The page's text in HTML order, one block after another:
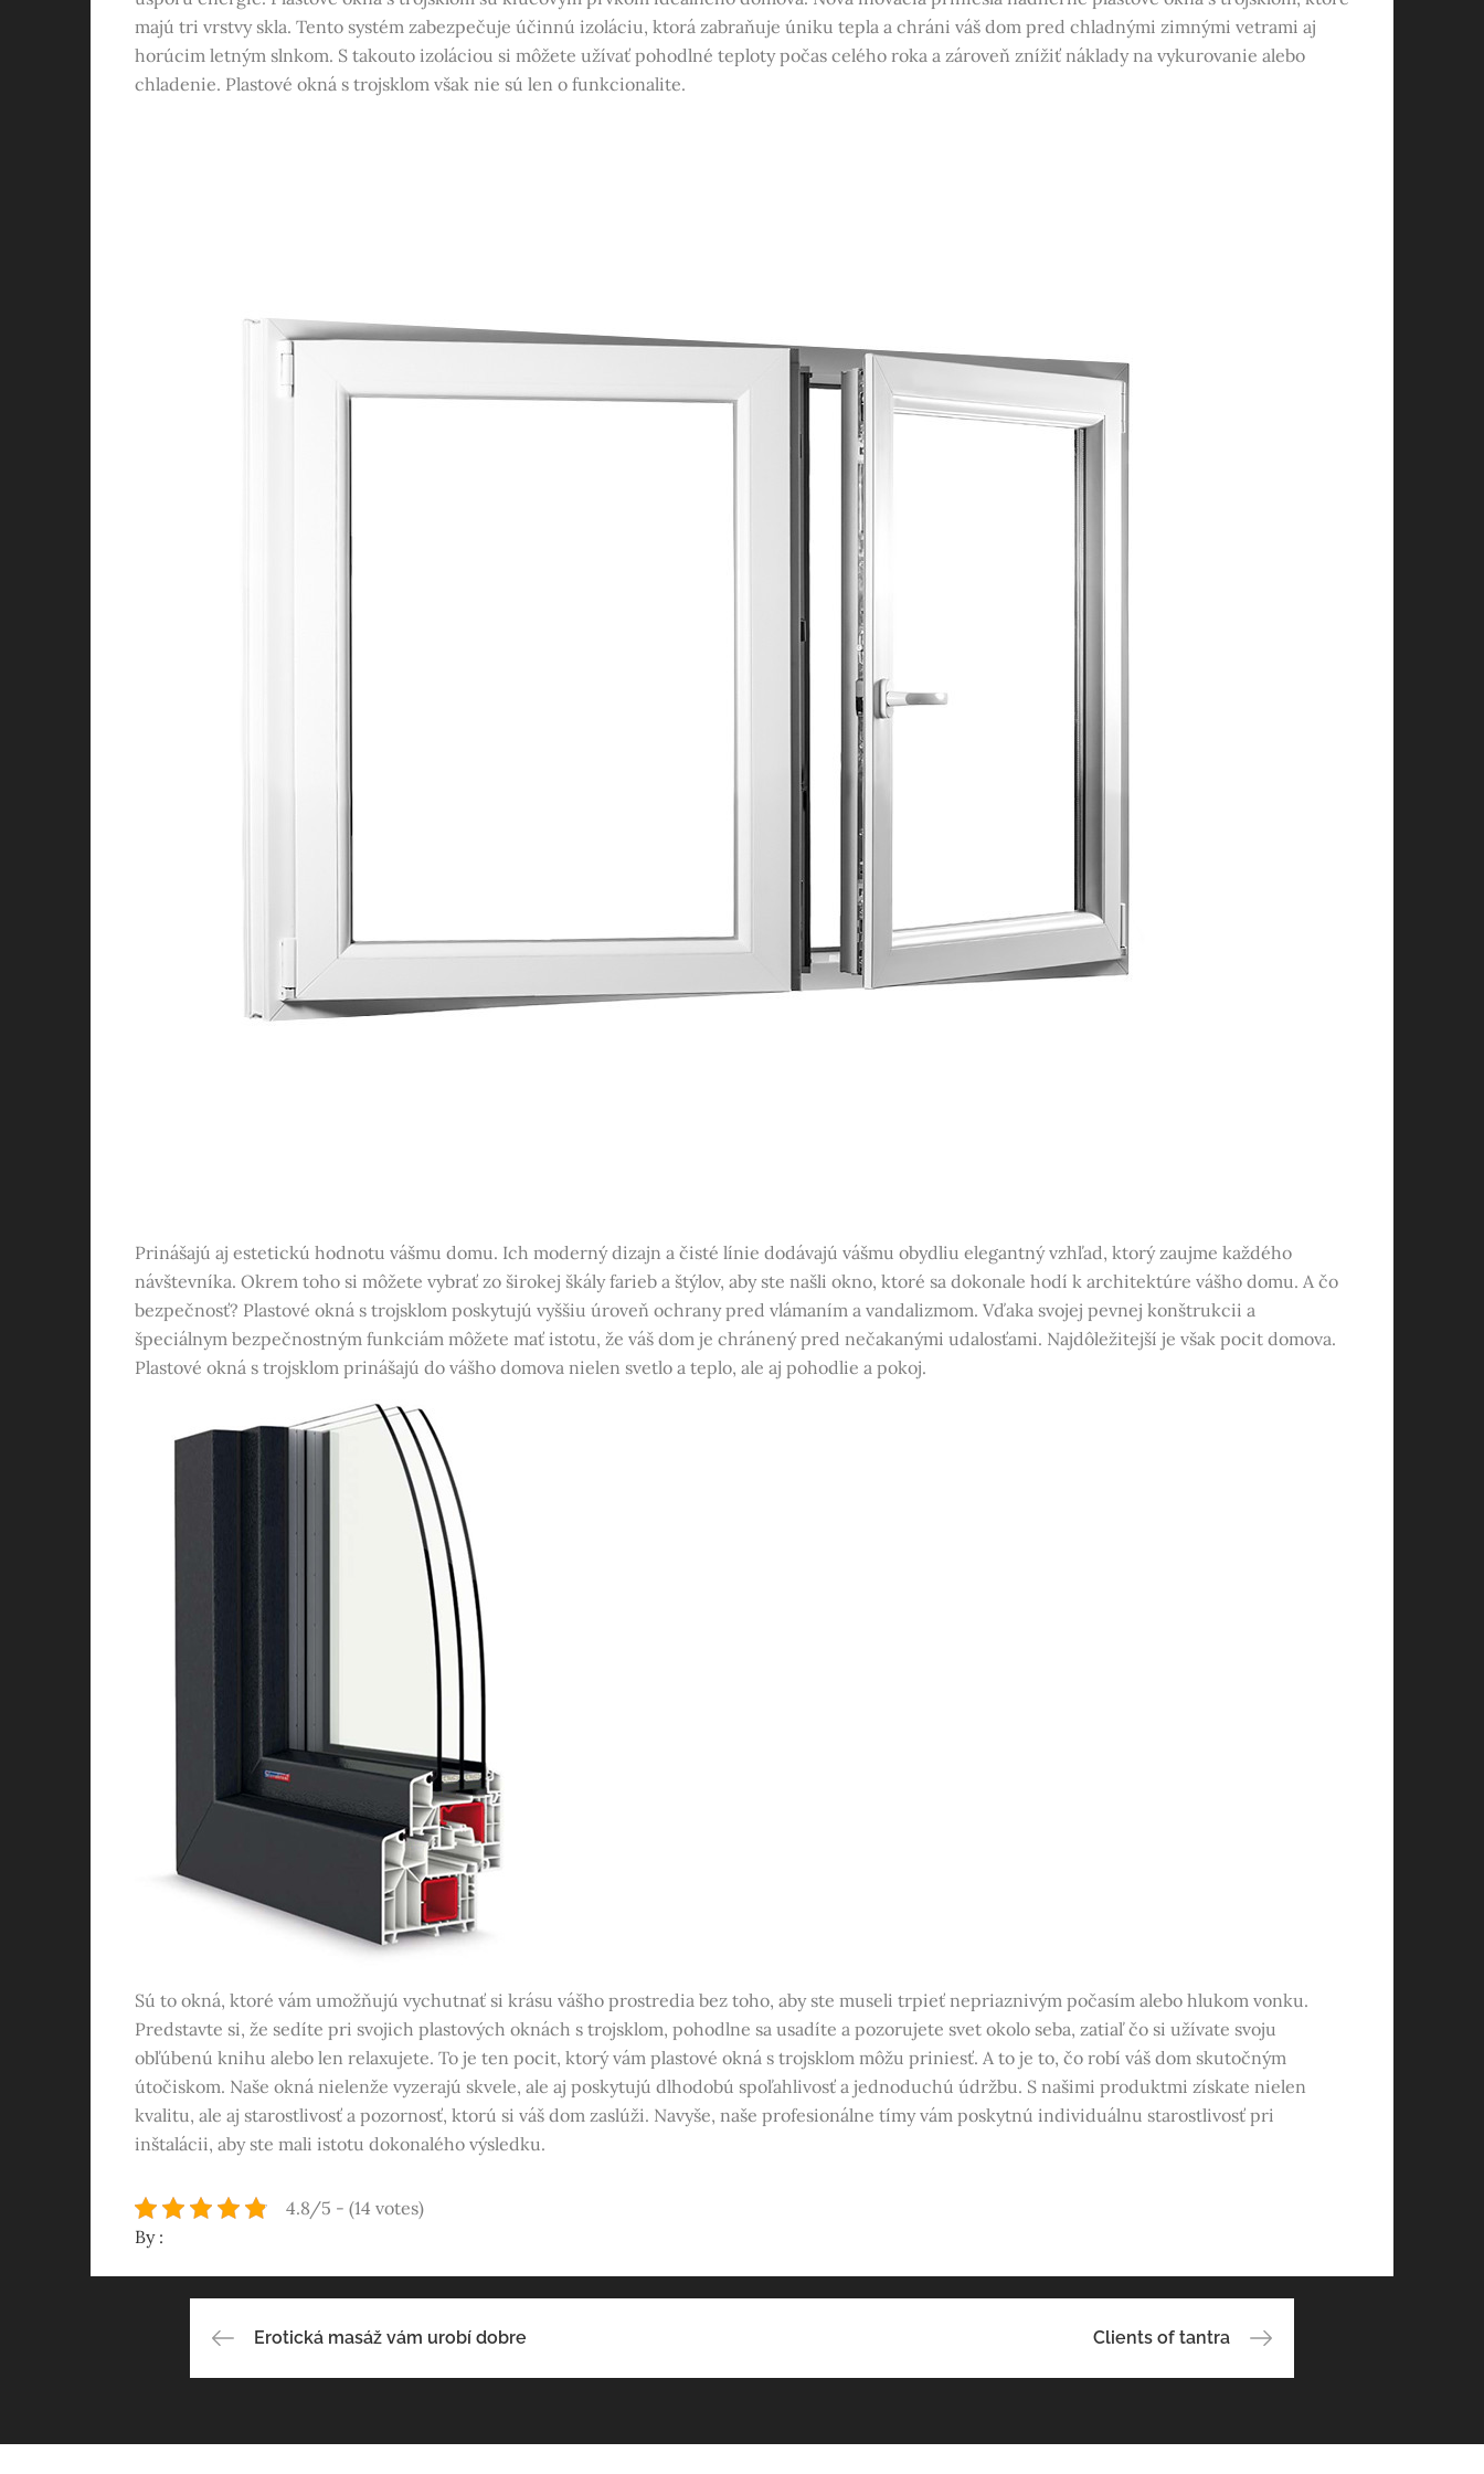
majú tri vrstvy skla. Tento systém zabezpečuje účinnú izoláciu, ktorá zabraňuje úniku tepla a chráni váš dom pred chladnými zimnými vetrami aj
horúcim letným slnkom. S takouto izoláciou si môžete užívať pohodlné teploty počas celého roka a zároveň znížiť náklady na vykurovanie alebo
chladenie. Plastové okná s trojsklom však nie sú len o funkcionalite.
Prinášajú aj estetickú hodnotu vášmu domu. Ich moderný dizajn a čisté línie dodávajú vášmu obydliu elegantný vzhľad, ktorý zaujme každého
návštevníka. Okrem toho si môžete vybrať zo širokej škály farieb a štýlov, aby ste našli okno, ktoré sa dokonale hodí k architektúre vášho domu. A čo
bezpečnosť? Plastové okná s trojsklom poskytujú vyššiu úroveň ochrany pred vlámaním a vandalizmom. Vďaka svojej pevnej konštrukcii a
špeciálnym bezpečnostným funkciám môžete mať istotu, že váš dom je chránený pred nečakanými udalosťami. Najdôležitejší je však pocit domova.
Plastové okná s trojsklom prinášajú do vášho domova nielen svetlo a teplo, ale aj pohodlie a pokoj.
Sú to okná, ktoré vám umožňujú vychutnať si krásu vášho prostredia bez toho, aby ste museli trpieť nepriaznivým počasím alebo hlukom vonku.
Predstavte si, že sedíte pri svojich plastových oknách s trojsklom, pohodlne sa usadíte a pozorujete svet okolo seba, zatiaľ čo si užívate svoju
obľúbenú knihu alebo len relaxujete. To je ten pocit, ktorý vám plastové okná s trojsklom môžu priniesť. A to je to, čo robí váš dom skutočným
útočiskom. Naše okná nielenže vyzerajú skvele, ale aj poskytujú dlhodobú spoľahlivosť a jednoduchú údržbu. S našimi produktmi získate nielen
kvalitu, ale aj starostlivosť a pozornosť, ktorú si váš dom zaslúži. Navyše, naše profesionálne tímy vám poskytnú individuálnu starostlivosť pri
inštalácii, aby ste mali istotu dokonalého výsledku.
4.8/5 - (14 votes)
By :
Navigace
Erotická masáž vám urobí dobre Clients of tantra